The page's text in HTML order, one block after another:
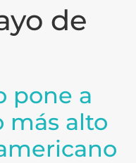
de
pone a
más alto